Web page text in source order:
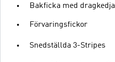
Bakficka med dragkedja
Förvaringsfickor
Snedställda 3-Stripes